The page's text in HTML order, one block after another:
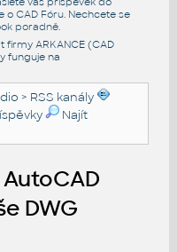
o CAD Fóru. Nechcete se
poradně.
ARKANCE (CAD
funguje na
> RSS kanály
Najít
DWG